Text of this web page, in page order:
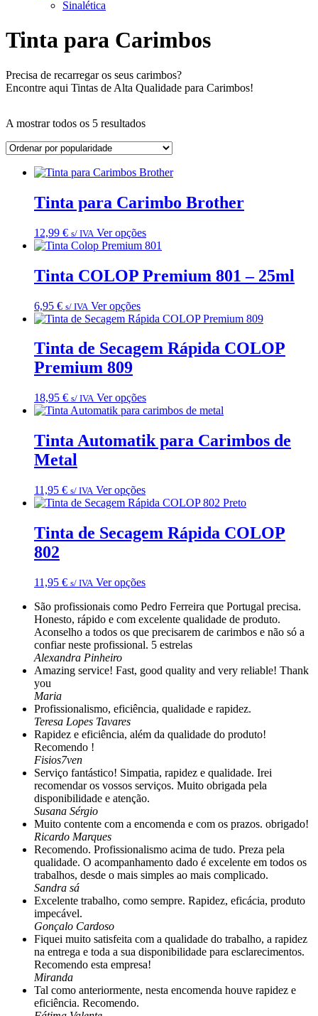
Sinalética
Tinta para Carimbos
Precisa de recarregar os seus carimbos?
Encontre aqui Tintas de Alta Qualidade para Carimbos!
A mostrar todos os 5 resultadosO
n
d
o
o
r
o
l
a
i
e
Tinta para Carimbo Brother
12,99 € s/ IVA Ver opçõesThis
product
multiple
variants.
may
chosen
on
page
Tinta COLOP Premium 801 – 25ml
6,95 € s/ IVA Ver opçõesThis
product
multiple
variants.
may
be
on
the
Tinta de Secagem Rápida COLOP
Premium 809
18,95 € s/ IVA Ver opçõesThis
product
multiple
variants.
be
chosen
the
Tinta Automatik para Carimbos de
Metal
11,95 € s/ IVA Ver opçõesThis
product
multiple
variants.
may
be
chosen
on
the
product
Tinta de Secagem Rápida COLOP
802
11,95 € s/ IVA Ver opçõesThis
has
multiple
variants.
The
may
on
product
São profissionais como Pedro Ferreira que Portugal precisa.
Honesto, rápido e com excelente qualidade de produto.
Aconselho a todos os que precisarem de carimbos e não só a
confiar neste profissional. 5 estrelas
Alexandra Pinheiro
Amazing service! Fast, good quality and very reliable! Thank
you
Maria
Profissionalismo, eficiência, qualidade e rapidez.
Teresa Lopes Tavares
Rapidez e eficiência, além da qualidade do produto!
Recomendo !
Fisios7ven
Serviço fantástico! Simpatia, rapidez e qualidade. Irei
recomendar os vossos serviços. Muito obrigada pela
disponibilidade e atenção.
Susana Sérgio
Muito contente com a encomenda e com os prazos. obrigado!
Ricardo Marques
Recomendo. Profissionalismo acima de tudo. Preza pela
qualidade. O acompanhamento dado é excelente em todos os
trabalhos, desde o mais simples ao mais complicado.
Sandra sá
Excelente trabalho, como sempre. Rapidez, eficácia, produto
impecável.
Gonçalo Cardoso
Fiquei muito satisfeita com a qualidade do trabalho, a rapidez
na entrega e toda a sua disponibilidade para esclarecimentos.
Recomendo esta empresa!
Miranda
Tal como anteriormente, nesta encomenda houve rapidez e
eficiência. Recomendo.